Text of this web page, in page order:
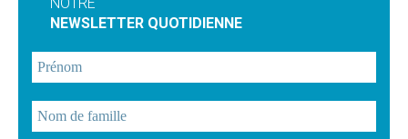
NOTRE
NEWSLETTER QUOTIDIENNE